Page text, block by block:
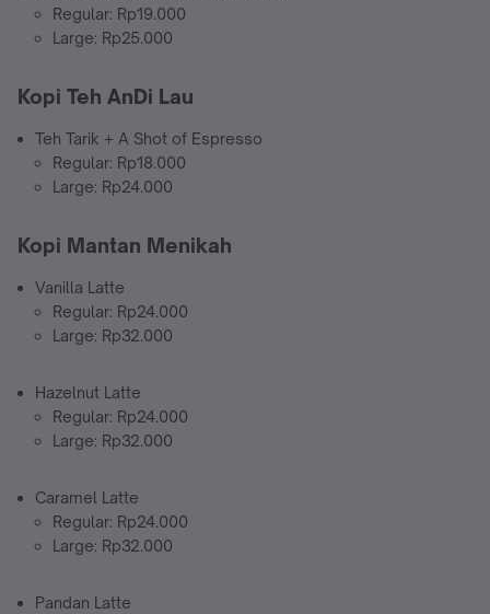
Regular: Rp19.000
Large: Rp25.000
Kopi Teh AnDi Lau
Teh Tarik + A Shot of Espresso
Regular: Rp18.000
Large: Rp24.000
Kopi Mantan Menikah
Vanilla Latte
Regular: Rp24.000
Large: Rp32.000
Hazelnut Latte
Regular: Rp24.000
Large: Rp32.000
Caramel Latte
Regular: Rp24.000
Large: Rp32.000
Pandan Latte